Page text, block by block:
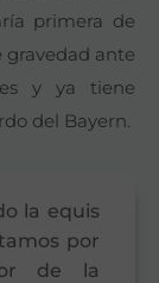
primera de
gravedad ante
y ya tiene
del Bayern.
la equis
por
de la